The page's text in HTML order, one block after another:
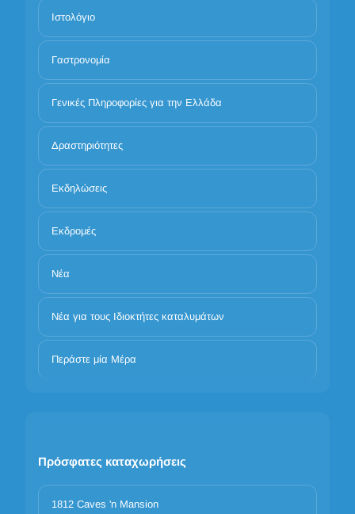
Ιστολόγιο
Γαστρονομία
Γενικές Πληροφορίες για την Ελλάδα
Δραστηριότητες
Εκδηλώσεις
Εκδρομές
Νέα
Νέα για τους Ιδιοκτήτες καταλυμάτων
Περάστε μία Μέρα
Πρόσφατες καταχωρήσεις
1812 Caves 'n Mansion